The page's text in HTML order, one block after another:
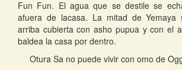
Fun Fun. El agua que se destile se
afuera de lacasa. La mitad de
arriba cubierta con asho pupua y con el
baldea la casa por dentro.
Otura Sa no puede vivir con omo de